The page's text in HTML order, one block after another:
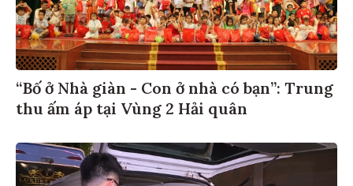
“Bố ở Nhà giàn - Con ở nhà có bạn”: Trung
thu ấm áp tại Vùng 2 Hải quân